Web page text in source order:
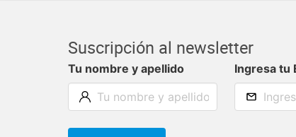
Suscripción al newsletter
Tu nombre y apellido Ingresa tu